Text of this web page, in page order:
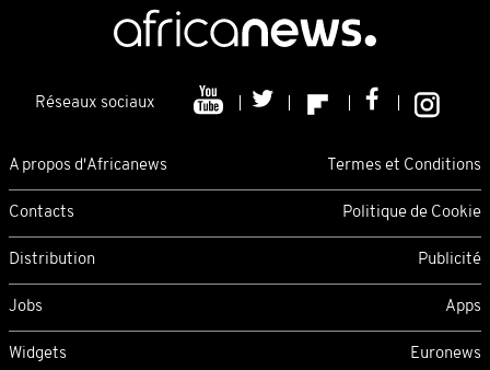
Réseaux sociaux
A propos d'Africanews Termes et Conditions
Contacts Politique de Cookie
Distribution Publicité
Jobs Apps
Widgets Euronews